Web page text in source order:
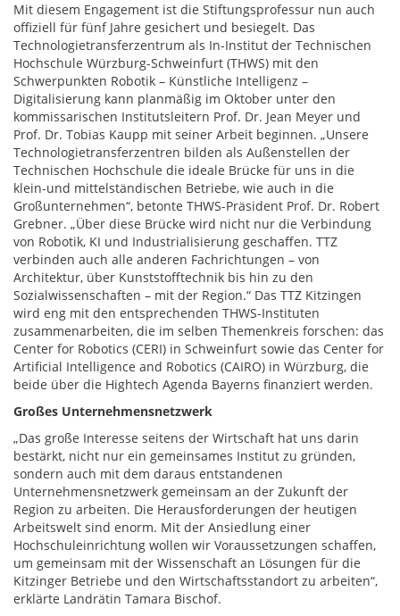
Mit diesem Engagement ist die Stiftungsprofessur nun auch
offiziell für fünf Jahre gesichert und besiegelt. Das
Technologietransferzentrum als In-Institut der Technischen
Hochschule Würzburg-Schweinfurt (THWS) mit den
Schwerpunkten Robotik – Künstliche Intelligenz –
Digitalisierung kann planmäßig im Oktober unter den
kommissarischen Institutsleitern Prof. Dr. Jean Meyer und
Prof. Dr. Tobias Kaupp mit seiner Arbeit beginnen. „Unsere
Technologietransferzentren bilden als Außenstellen der
Technischen Hochschule die ideale Brücke für uns in die
klein-und mittelständischen Betriebe, wie auch in die
Großunternehmen“, betonte THWS-Präsident Prof. Dr. Robert
Grebner. „Über diese Brücke wird nicht nur die Verbindung
von Robotik, KI und Industrialisierung geschaffen. TTZ
verbinden auch alle anderen Fachrichtungen – von
Architektur, über Kunststofftechnik bis hin zu den
Sozialwissenschaften – mit der Region.“ Das TTZ Kitzingen
wird eng mit den entsprechenden THWS-Instituten
zusammenarbeiten, die im selben Themenkreis forschen: das
Center for Robotics (CERI) in Schweinfurt sowie das Center for
Artificial Intelligence and Robotics (CAIRO) in Würzburg, die
beide über die Hightech Agenda Bayerns finanziert werden.
Großes Unternehmensnetzwerk
„Das große Interesse seitens der Wirtschaft hat uns darin
bestärkt, nicht nur ein gemeinsames Institut zu gründen,
sondern auch mit dem daraus entstandenen
Unternehmensnetzwerk gemeinsam an der Zukunft der
Region zu arbeiten. Die Herausforderungen der heutigen
Arbeitswelt sind enorm. Mit der Ansiedlung einer
Hochschuleinrichtung wollen wir Voraussetzungen schaffen,
um gemeinsam mit der Wissenschaft an Lösungen für die
Kitzinger Betriebe und den Wirtschaftsstandort zu arbeiten“,
erklärte Landrätin Tamara Bischof.